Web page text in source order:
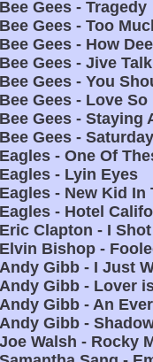
Bee Gees - Tragedy
Bee Gees - Too
Bee Gees - How
Bee Gees - Jive
Bee Gees - You
Bee Gees - Love
Bee Gees - Staying
Bee Gees -
Eagles - One Of
Eagles - Lyin Eyes
Eagles - New Kid In
Eagles - Hotel
Eric Clapton - I
Elvin Bishop -
Andy Gibb - I Just
Andy Gibb - Lover
Andy Gibb - An
Andy Gibb -
Joe Walsh - Rocky